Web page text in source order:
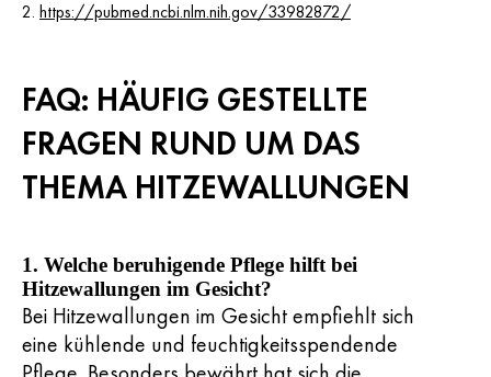
https://pubmed.ncbi.nlm.nih.gov/33982872/
FAQ: HÄUFIG GESTELLTE
FRAGEN RUND UM DAS
THEMA HITZEWALLUNGEN
1. Welche beruhigende Pflege hilft bei
Hitzewallungen im Gesicht?
Bei Hitzewallungen im Gesicht empfiehlt sich
eine kühlende und feuchtigkeitsspendende